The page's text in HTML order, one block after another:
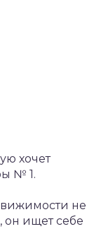
хочет
№ 1.
не
он ищет себе